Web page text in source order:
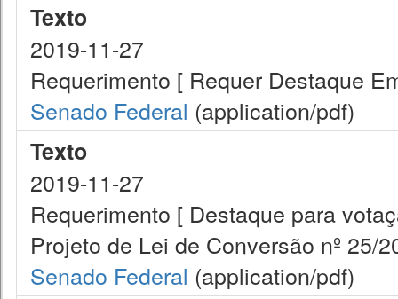
Texto
2019-11-27
Requerimento [ Requer Destaque
Senado Federal (application/pdf)
Texto
2019-11-27
Requerimento [ Destaque para
Projeto de Lei de Conversão nº 25/
Senado Federal (application/pdf)